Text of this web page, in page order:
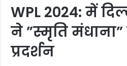
WPL 2024: में
ने ”स्मृति
प्रदर्शन